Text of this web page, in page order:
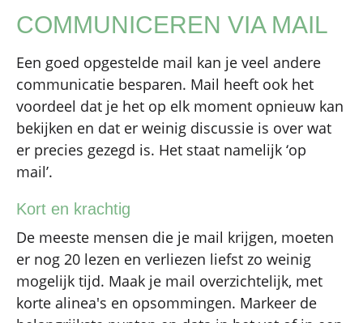
COMMUNICEREN VIA MAIL
Een goed opgestelde mail kan je veel andere
communicatie besparen. Mail heeft ook het
voordeel dat je het op elk moment opnieuw kan
bekijken en dat er weinig discussie is over wat
er precies gezegd is. Het staat namelijk ‘op
mail’.
Kort en krachtig
De meeste mensen die je mail krijgen, moeten
er nog 20 lezen en verliezen liefst zo weinig
mogelijk tijd. Maak je mail overzichtelijk, met
korte alinea's en opsommingen. Markeer de